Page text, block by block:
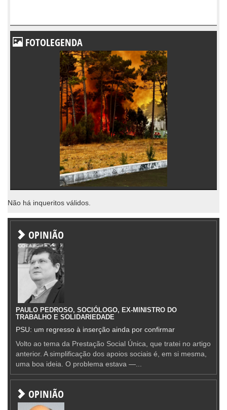
FOTOLEGENDA
Não há inqueritos válidos.
OPINIÃO
PAULO PEDROSO, SOCIÓLOGO, EX-MINISTRO DO
TRABALHO E SOLIDARIEDADE
PSU: um regresso à inserção ainda por confirmar
Volto ao tema da Prestação Social Única, que tratei no artigo
anterior. A simplificação dos apoios sociais é, em si mesma,
uma boa ideia. O problema estava —...
OPINIÃO